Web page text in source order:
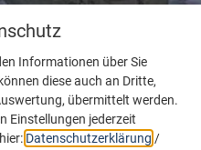
Informationen über Sie
diese auch an Dritte,
übermittelt werden.
Einstellungen jederzeit
Datenschutzerklärung /